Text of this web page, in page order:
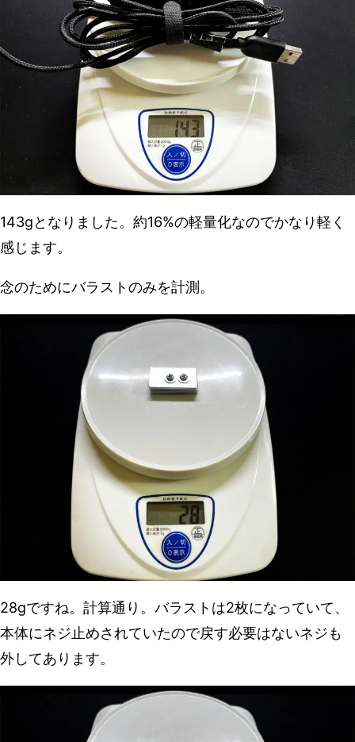
143gとなりました。約16%の軽量化なのでかなり軽く
感じます。
念のためにバラストのみを計測。
28gですね。計算通り。バラストは2枚になっていて、
本体にネジ止めされていたので戻す必要はないネジも
外してあります。